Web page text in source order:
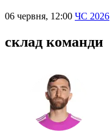
06 червня, 12:00 ЧС 2026
склад команди